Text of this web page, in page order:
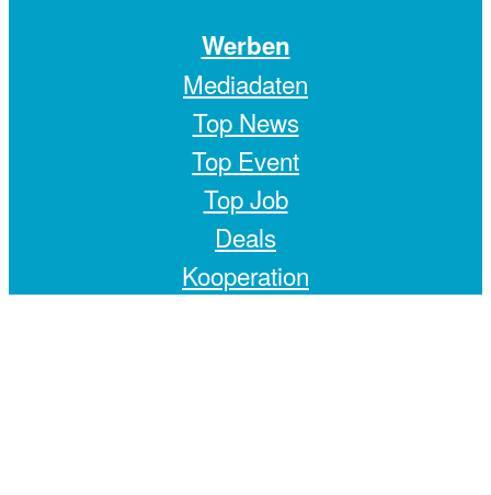
Werben
Mediadaten
Top News
Top Event
Top Job
Deals
Kooperation